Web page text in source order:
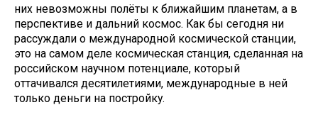
них невозможны полёты к ближайшим планетам, а в
перспективе и дальний космос. Как бы сегодня ни
рассуждали о международной космической станции,
это на самом деле космическая станция, сделанная на
российском научном потенциале, который
оттачивался десятилетиями, международные в ней
только деньги на постройку.